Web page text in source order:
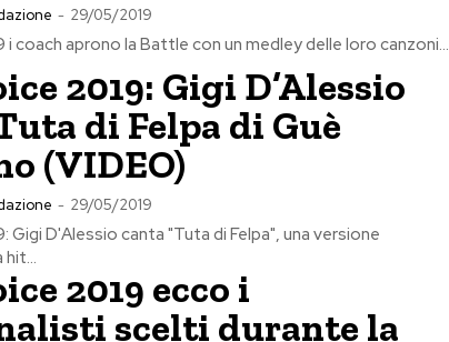
- 29/05/2019
i coach aprono la Battle con un medley delle loro canzoni...
2019: Gigi D’Alessio
di Felpa di Guè
(VIDEO)
- 29/05/2019
Gigi D'Alessio canta "Tuta di Felpa", una versione
hit...
2019 ecco i
scelti durante la